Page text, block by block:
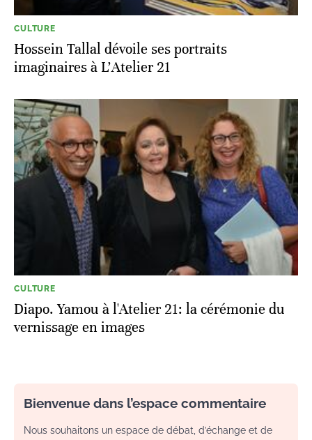
CULTURE
Hossein Tallal dévoile ses portraits
imaginaires à L'Atelier 21
CULTURE
Diapo. Yamou à l'Atelier 21: la cérémonie du
vernissage en images
Bienvenue dans l’espace commentaire
Nous souhaitons un espace de débat, d’échange et de